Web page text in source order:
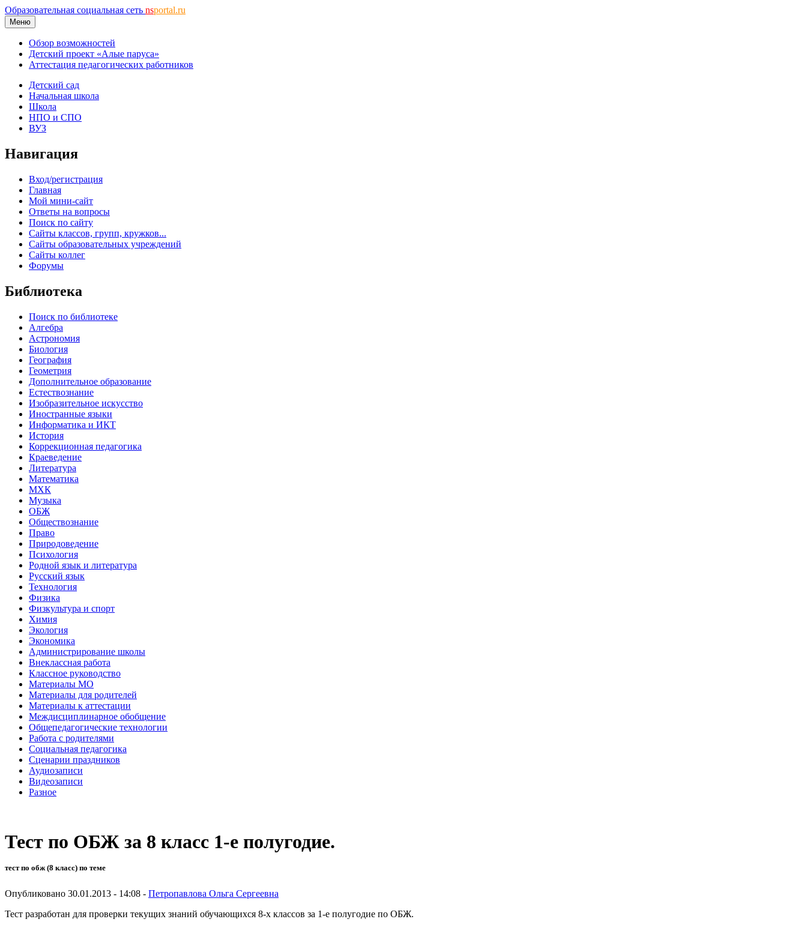
Образовательная социальная сеть nsportal.ru
Меню
Обзор возможностей
Детский проект «Алые паруса»
Аттестация педагогических работников
Детский сад
Начальная школа
Школа
НПО и СПО
ВУЗ
Навигация
Вход/регистрация
Главная
Мой мини-сайт
Ответы на вопросы
Поиск по сайту
Сайты классов, групп, кружков...
Сайты образовательных учреждений
Сайты коллег
Форумы
Библиотека
Поиск по библиотеке
Алгебра
Астрономия
Биология
География
Геометрия
Дополнительное образование
Естествознание
Изобразительное искусство
Иностранные языки
Информатика и ИКТ
История
Коррекционная педагогика
Краеведение
Литература
Математика
МХК
Музыка
ОБЖ
Обществознание
Право
Природоведение
Психология
Родной язык и литература
Русский язык
Технология
Физика
Физкультура и спорт
Химия
Экология
Экономика
Администрирование школы
Внеклассная работа
Классное руководство
Материалы МО
Материалы для родителей
Материалы к аттестации
Междисциплинарное обобщение
Общепедагогические технологии
Работа с родителями
Социальная педагогика
Сценарии праздников
Аудиозаписи
Видеозаписи
Разное
Тест по ОБЖ за 8 класс 1-е полугодие.
тест по обж (8 класс) по теме
Опубликовано 30.01.2013 - 14:08 - Петропавлова Ольга Сергеевна
Тест разработан для проверки текущих знаний обучающихся 8-х классов за 1-е полугодие по ОБЖ.